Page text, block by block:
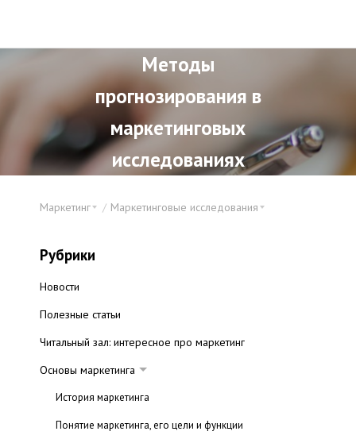
Методы
прогнозирования в
маркетинговых
исследованиях
Маркетинг Маркетинговые исследования
Рубрики
Новости
Полезные статьи
Читальный зал: интересное про маркетинг
Основы маркетинга
История маркетинга
Понятие маркетинга, его цели и функции